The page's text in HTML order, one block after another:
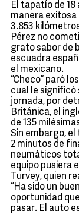
El tapatío de 18
manera
3.853
Pérez no
grato sabor de
escuadra
el mexicano.
“Checo” paró
cual le significó
jornada, por
Británica, el
de 135
Sin embargo,
2 minutos de
neumáticos
equipo pusiera
Turvey, quien
“Ha sido un
oportunidad
pasar. El auto